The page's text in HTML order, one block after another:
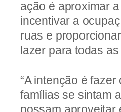
ação é aproximar
incentivar a
ruas e
lazer para todas
“A intenção é fazer
famílias se sintam